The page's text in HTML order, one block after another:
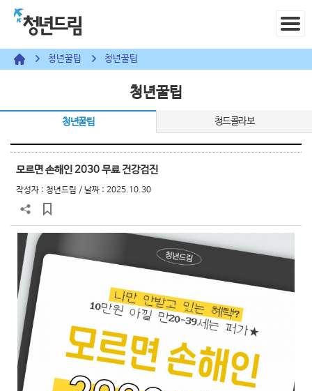
청년꿀팁 청년꿀팁
청년꿀팁
청년꿀팁 청드콜라보
모르면 손해인 2030 무료 건강검진
작성자 : 청년드림 / 날짜 : 2025.10.30